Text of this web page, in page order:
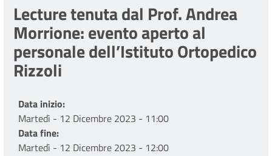
Lecture tenuta dal Prof. Andrea
Morrione: evento aperto al
personale dell’Istituto Ortopedico
Rizzoli
Data inizio
Martedì - 12 Dicembre 2023 - 11:00
Data fine
Martedì - 12 Dicembre 2023 - 12:00